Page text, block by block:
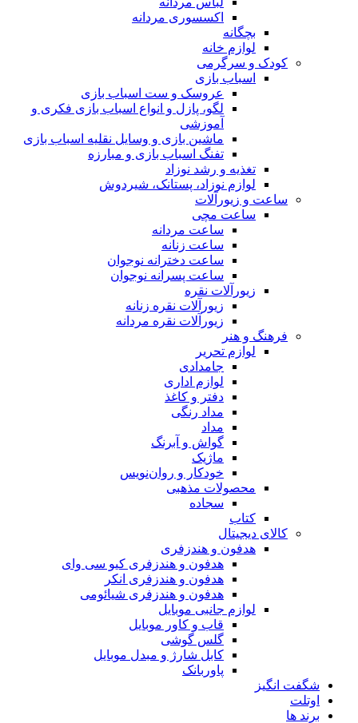
اکسسوری مردانه
بچگانه
لوازم خانه
کودک و سرگرمی
اسباب بازی
عروسک و ست اسباب بازی
لگو، پازل و انواع اسباب بازی فکری و
آموزشی
ماشین بازی و وسایل نقلیه اسباب بازی
تفنگ اسباب بازی و مبارزه
تغذیه و رشد نوزاد
لوازم نوزاد، پستانک، شیردوش
ساعت و زیور‌آلات
ساعت مچی
ساعت مردانه
ساعت زنانه
ساعت دخترانه نوجوان
ساعت پسرانه نوجوان
زیورآلات نقره
زیورآلات نقره زنانه
زیورآلات نقره مردانه
فرهنگ و هنر
لوازم تحریر
جامدادی
لوازم اداری
دفتر و کاغذ
مداد رنگی
مداد
گواش و آبرنگ
ماژیک
خودکار و روان‌نویس
محصولات مذهبی
سجاده
کتاب
کالای دیجیتال
هدفون و هندزفری
هدفون و هندزفری کیو سی وای
هدفون و هندزفری انکر
هدفون و هندزفری شیائومی
لوازم جانبی موبایل
قاب و کاور موبایل
گلس گوشی
کابل شارژ و مبدل موبایل
پاوربانک
شگفت انگیز
اوتلت
برند ها